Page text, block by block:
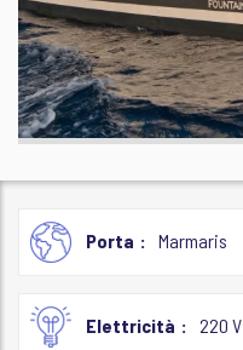
Porta Marmaris
Elettricità 220 V